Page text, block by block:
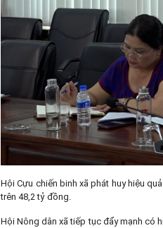
Hội Cựu chiến binh xã phát huy hiệu
trên 48,2 tỷ đồng.
Hội Nông dân xã tiếp tục đẩy mạnh có